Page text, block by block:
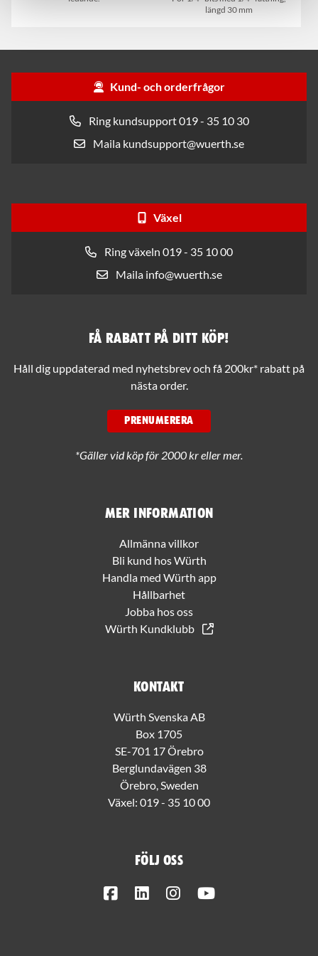
längd 30 mm
Kund- och orderfrågor
Ring kundsupport 019 - 35 10 30
Maila kundsupport@wuerth.se
Växel
Ring växeln 019 - 35 10 00
Maila info@wuerth.se
Mer information
Allmänna villkor
Bli kund hos Würth
Handla med Würth app
Hållbarhet
Jobba hos oss
Würth Kundklubb
Kontakt
Würth Svenska AB
Box 1705
SE-701 17 Örebro
Berglundavägen 38
Örebro, Sweden
Växel: 019 - 35 10 00
Följ oss
FacebookLinkedInInstagram
Få rabatt på ditt köp!
Håll dig uppdaterad med nyhetsbrev och få 200kr* rabatt på
nästa order.
PRENUMERERA
*Gäller vid köp för 2000 kr eller mer.